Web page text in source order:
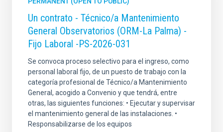
Un contrato - Técnico/a Mantenimiento
General Observatorios (ORM-La Palma) -
Fijo Laboral -PS-2026-031
Se convoca proceso selectivo para el ingreso, como
personal laboral fijo, de un puesto de trabajo con la
categoría profesional de Técnico/a Mantenimiento
General, acogido a Convenio y que tendrá, entre
otras, las siguientes funciones: • Ejecutar y supervisar
el mantenimiento general de las instalaciones. •
Responsabilizarse de los equipos